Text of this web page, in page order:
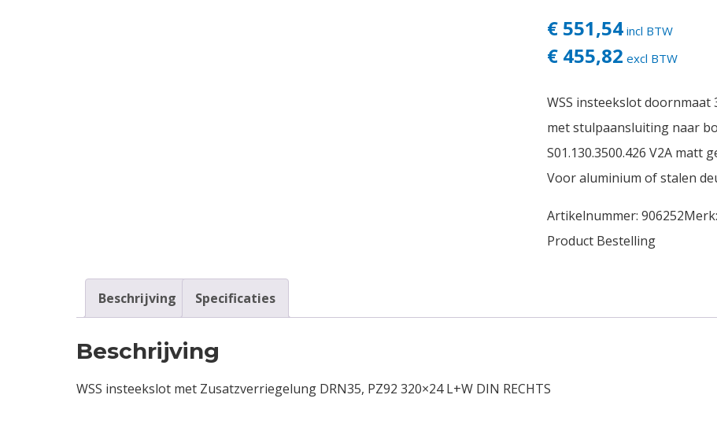
€ 551,54 incl BTW
€ 455,82 excl BTW
WSS insteekslot doornmaat
met stulpaansluiting naar
S01.130.3500.426 V2A matt
Voor aluminium of stalen
Artikelnummer: 906252Merk:
Product Bestelling
Beschrijving Specificaties
Beschrijving
WSS insteekslot met Zusatzverriegelung DRN35, PZ92 320×24 L+W DIN RECHTS